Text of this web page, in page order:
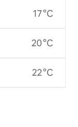
17 °C
20 °C
22 °C